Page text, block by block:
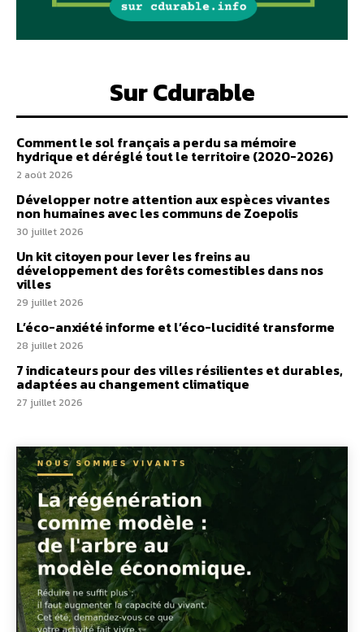
Sur Cdurable
Comment le sol français a perdu sa mémoire
hydrique et déréglé tout le territoire (2020-2026)
2 août 2026
Développer notre attention aux espèces vivantes
non humaines avec les communs de Zoepolis
30 juillet 2026
Un kit citoyen pour lever les freins au
développement des forêts comestibles dans nos
villes
29 juillet 2026
L’éco-anxiété informe et l’éco-lucidité transforme
28 juillet 2026
7 indicateurs pour des villes résilientes et durables,
adaptées au changement climatique
27 juillet 2026